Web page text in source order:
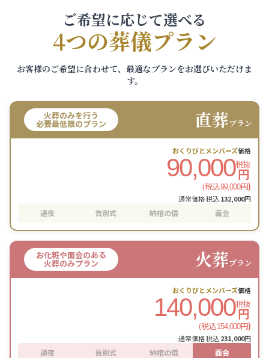
ご希望に応じて選べる
4つの葬儀プラン
お客様のご希望に合わせて、最適なプランをお選びいただけま
す。
火葬のみを行う
必要最低限のプラン 直葬プラン
おくりびとメンバーズ価格
90,000税抜
円
(税込99,000円)
通常価格 税込132,000円
通夜 告別式 納棺の儀 面会
お化粧や面会のある
火葬のみプラン 火葬プラン
おくりびとメンバーズ価格
140,000税抜
円
(税込154,000円)
通常価格 税込231,000円
通夜 告別式 納棺の儀 面会